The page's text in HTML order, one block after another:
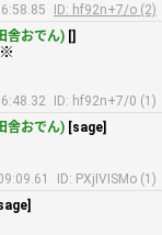
ID: hf92n+7/o (2)
舎おでん) []
※
ID: hf92n+7/0 (1)
舎おでん) [sage]
ID: PXjIVISMo (1)